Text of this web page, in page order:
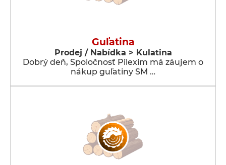
Guľatina
Prodej / Nabídka > Kulatina
Dobrý deň, Spoločnosť Pilexim má záujem o
nákup guľatiny SM …